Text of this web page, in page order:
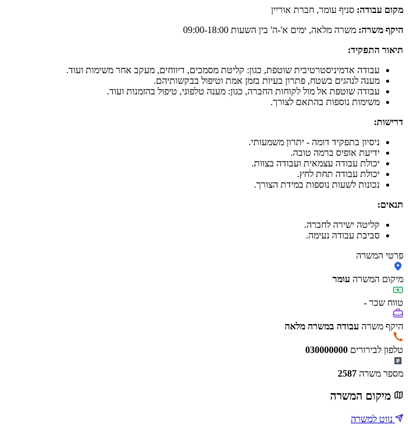
מקום עבודה: סניף עומר, חברת אוריין
היקף משרה: משרה מלאה, ימים א'-ה' בין השעות 09:00-18:00
תיאור התפקיד:
עבודה אדמיניסטרטיבית שוטפת, כגון: קליטת מסמכים, דיווחים, מעקב אחר משימות ועוד.
מענה לנהגים בשטח, פתרון בעיות בזמן אמת וטיפול בבקשותיהם.
עבודה שוטפת אל מול לקוחות החברה, כגון: מענה טלפוני, טיפול בהזמנות ועוד.
משימות נוספות בהתאם לצורך.
דרישות:
ניסיון בתפקיד דומה - יתרון משמעותי.
ידיעת אופיס ברמה טובה.
יכולת עבודה עצמאית ועבודה בצוות.
יכולת עבודה תחת לחץ.
נכונות לשעות נוספות במידת הצורך.
תנאים:
קליטה ישירה לחברה.
סביבת עבודה נעימה.
פרטי המשרה
מיקום המשרה עומר
טווח שכר -
היקף משרה עבודה במשרה מלאה
טלפון לבירורים 030000000
מספר משרה 2587
מיקום המשרה
נווט למשרה